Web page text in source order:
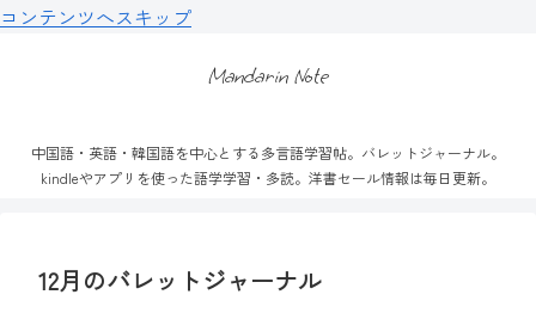
コンテンツへスキップ
Mandarin Note
中国語・英語・韓国語を中心とする多言語学習帖。バレットジャーナル。
kindleやアプリを使った語学学習・多読。洋書セール情報は毎日更新。
12月のバレットジャーナル